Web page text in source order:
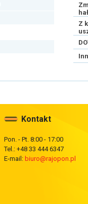
Z
Kontakt
Pon. - Pt. 8:00 - 17:00
Tel.: +48 33 444 6347
E-mail: biuro@rajopon.pl